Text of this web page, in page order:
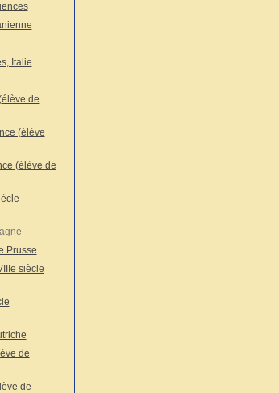
Italie
de
(élève
(élève de
Prusse
siècle
de
de